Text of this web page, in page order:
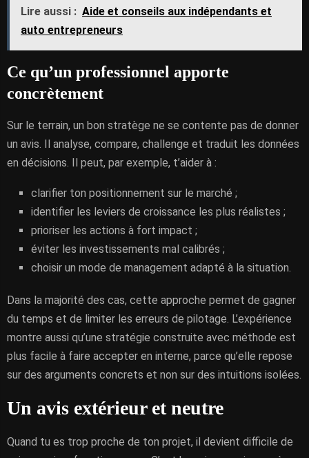
Lire aussi : Aide et conseils aux indépendants et
auto entrepreneurs
Ce qu’un professionnel apporte
concrètement
Sur le terrain, un bon stratège ne se contente pas de donner
un avis. Il analyse, compare, challenge et traduit les données
en décisions. Il peut, par exemple, t’aider à :
clarifier ton positionnement sur le marché ;
identifier les leviers de croissance les plus réalistes ;
prioriser les actions à fort impact ;
éviter les investissements mal calibrés ;
choisir un mode de management adapté à la situation.
Dans la majorité des cas, cette approche permet de gagner
du temps et de limiter les erreurs de pilotage. L’expérience
montre aussi qu’une stratégie construite avec méthode est
plus facile à faire accepter en interne, parce qu’elle repose
sur des arguments concrets et non sur des intuitions isolées.
Un avis extérieur et neutre
Quand tu es trop proche de ton projet, il devient difficile de